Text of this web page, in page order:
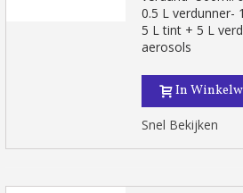
Verzamel
Retourneer producten
10€ shopping voucher
Schrijf je in voor de
Levering binnen 48-72
0.5 L verdunner-
5 L tint + 5 L
aerosols
In
Snel Bekijken